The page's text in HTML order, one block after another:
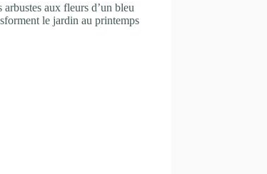
arbustes aux fleurs d’un bleu
le jardin au printemps